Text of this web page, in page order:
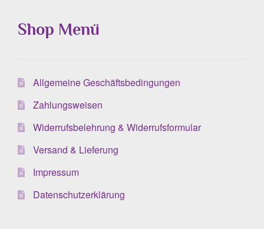
Shop Menü
Allgemeine Geschäftsbedingungen
Zahlungsweisen
Widerrufsbelehrung & Widerrufsformular
Versand & Lieferung
Impressum
Datenschutzerklärung